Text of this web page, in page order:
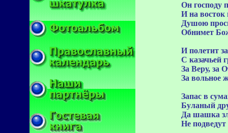
Он господу
И на восток
Душою
Обнимет
И полетит
С казачьей
За Веру, за
За вольное
Запас в
Буланый
Да шашка
Не